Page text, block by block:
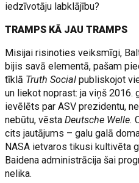
iedzīvotāju labklājību?
TRAMPS KĀ JAU TRAMPS
Misijai risinoties veiksmīgi,
bijis savā elementā, pašam
tīklā Truth Socialpubliskojot
un liekot noprast: ja viņš 2016.
ievēlēts par ASV prezidentu,
nebūtu, vēstaDeutsche Welle.
cits jautājums – galu galā
NASA ietvaros tikusi kultivēta
Baidena administrācija šai
nelika.